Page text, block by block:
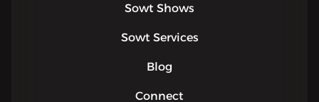
Sowt Shows
Sowt Services
Blog
Connect